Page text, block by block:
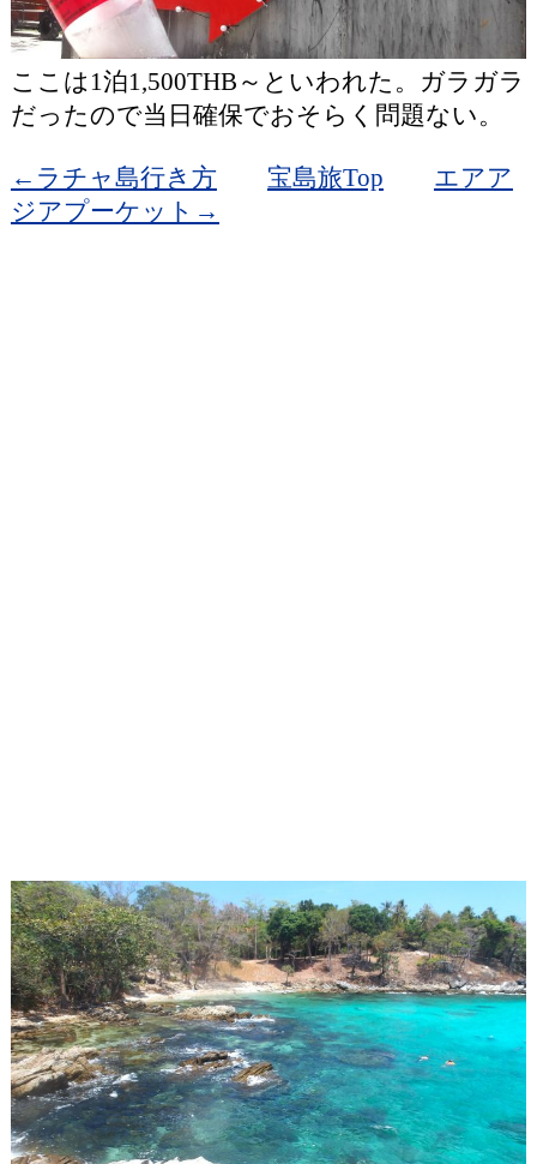
ここは1泊1,500THB～といわれた。ガラガラ
だったので当日確保でおそらく問題ない。
←ラチャ島行き方 宝島旅Top
エアア
ジアプーケット→